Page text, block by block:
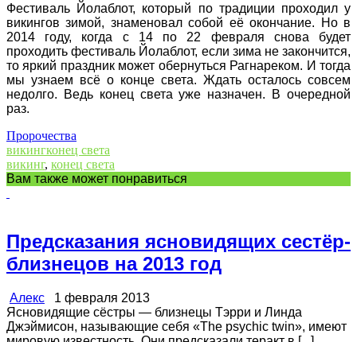
Фестиваль Йолаблот, который по традиции проходил у
викингов зимой, знаменовал собой её окончание. Но в
2014 году, когда с 14 по 22 февраля снова будет
проходить фестиваль Йолаблот, если зима не закончится,
то яркий праздник может обернуться Рагнареком. И тогда
мы узнаем всё о конце света. Ждать осталось совсем
недолго. Ведь конец света уже назначен. В очередной
раз.
Пророчества
викингконец света
викинг, конец света
Вам также может понравиться
Предсказания ясновидящих сестёр-
близнецов на 2013 год
Алекс 1 февраля 2013
Ясновидящие сёстры — близнецы Тэрри и Линда
Джэймисон, называющие себя «The psychic twin», имеют